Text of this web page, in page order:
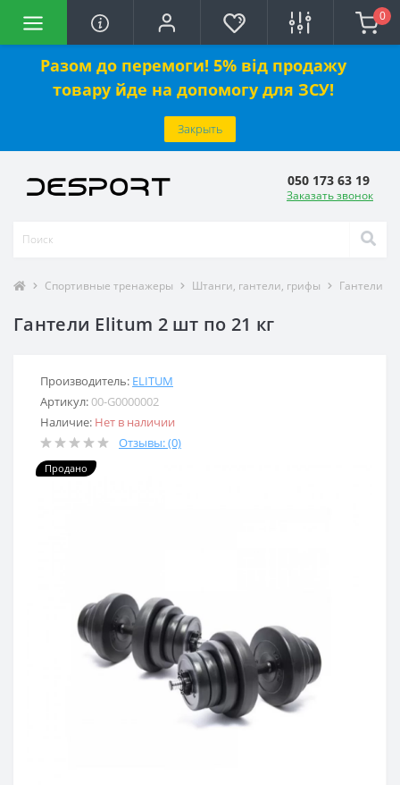
Разом до перемоги! 5% від продажу
товару йде на допомогу для ЗСУ!
Закрыть
0
050 173 63 19
Заказать звонок
Спортивные тренажеры Штанги, гантели, грифы Гантели
Гантели Elitum 2 шт по 21 кг
Производитель: ELITUM
Артикул:00-G0000002
Наличие: Нет в наличии
Отзывы: (0)
Продано